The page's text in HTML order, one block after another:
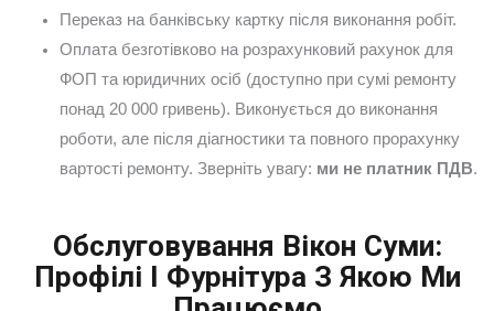
Переказ на банківську картку після виконання робіт.
Оплата безготівково на розрахунковий рахунок для
ФОП та юридичних осіб (доступно при сумі ремонту
понад 20 000 гривень). Виконується до виконання
роботи, але після діагностики та повного прорахунку
вартості ремонту. Зверніть увагу: ми не платник ПДВ.
Обслуговування Вікон Суми:
Профілі І Фурнітура З Якою Ми